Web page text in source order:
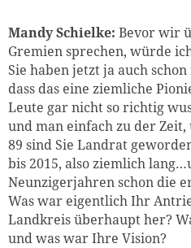
Mandy Schielke: Bevor wir
Gremien sprechen, würde
Sie haben jetzt ja auch
dass das eine ziemliche
Leute gar nicht so richtig
und man einfach zu der
89 sind Sie Landrat
bis 2015, also ziemlich
Neunzigerjahren schon die
Was war eigentlich Ihr
Landkreis überhaupt her?
und was war Ihre Vision?